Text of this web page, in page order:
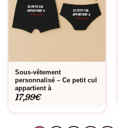
Sous-vêtement
personnalisé – Ce petit cul
appartient à
17,99€